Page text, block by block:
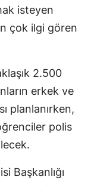
isteyen
çok ilgi gören
2.500
erkek ve
planlanırken,
polis
Başkanlığı